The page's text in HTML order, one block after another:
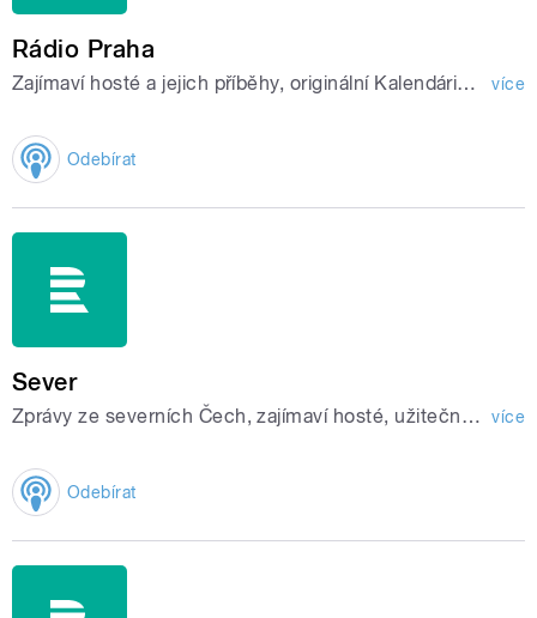
Rádio Praha
Zajímaví hosté a jejich příběhy, originální Kalendárium, Blog létající redaktorky. více
Odebírat
Sever
Zprávy ze severních Čech, zajímaví hosté, užitečné rady. více
Odebírat